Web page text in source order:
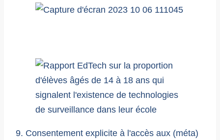
9. Consentement explicite à l'accès aux (méta)